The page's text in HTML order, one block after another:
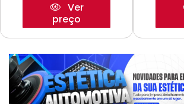
Ver
preço